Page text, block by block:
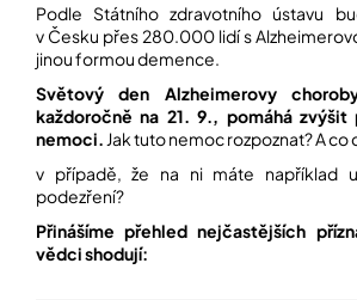
PRO
RADOST
OBJEVUJTE
TVOŘTE
CHYTRÝ
PRŮVODCE
MODERNÍM
SVĚTEM
Podle Státního zdravotního ústavu
v Česku přes 280.000 lidí s
jinou formou demence.
Světový den Alzheimerovy
každoročně na 21. 9., pomáhá
nemoci. Jak tuto nemoc rozpoznat? A co
v případě, že na ni máte například
podezření?
Přinášíme přehled nejčastějších
vědci shodují:
e
b
u
e
e
n
a